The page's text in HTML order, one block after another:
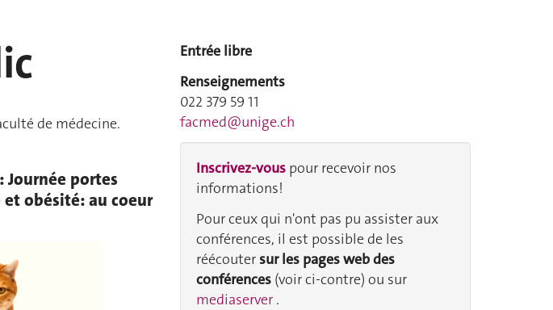
de médecine.
Journée portes
obésité: au coeur
Entrée libre
Renseignements
022 379 59 11
facmed@unige.ch
Inscrivez-vous pour recevoir nos
informations!
Pour ceux qui n'ont pas pu assister aux
conférences, il est possible de les
réécouter sur les pages web des
conférences (voir ci-contre) ou sur
mediaserver .